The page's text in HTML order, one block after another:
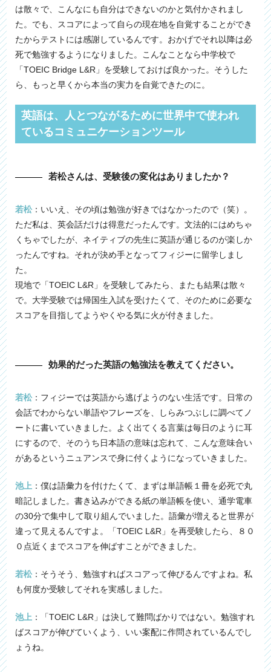
は散々で、こんなにも自分はできないのかと気付かされまし
た。でも、スコアによって自らの現在地を自覚することができ
たからテストには感謝しているんです。おかげでそれ以降は必
死で勉強するようになりました。こんなことなら中学校で
「TOEIC Bridge L&R」を受験しておけば良かった。そうした
ら、もっと早くから本当の実力を自覚できたのに。
英語は、人とつながるために世界中で使われ
ているコミュニケーションツール
若松さんは、受験後の変化はありましたか？
若松 ：いいえ、その頃は勉強が好きではなかったので（笑）。
ただ私は、英会話だけは得意だったんです。文法的にはめちゃ
くちゃでしたが、ネイティブの先生に英語が通じるのが楽しか
ったんですね。それが決め手となってフィジーに留学しまし
た。
現地で「TOEIC L&R」を受験してみたら、またも結果は散々
で。大学受験では帰国生入試を受けたくて、そのために必要な
スコアを目指してようやくやる気に火が付きました。
効果的だった英語の勉強法を教えてください。
若松 ：フィジーでは英語から逃げようのない生活です。日常の
会話でわからない単語やフレーズを、しらみつぶしに調べてノ
ートに書いていきました。よく出てくる言葉は毎日のように耳
にするので、そのうち日本語の意味は忘れて、こんな意味合い
があるというニュアンスで身に付くようになっていきました。
池上 ：僕は語彙力を付けたくて、まずは単語帳１冊を必死で丸
暗記しました。書き込みができる紙の単語帳を使い、通学電車
の30分で集中して取り組んでいました。語彙が増えると世界が
違って見えるんですよ。「TOEIC L&R」を再受験したら、８０
０点近くまでスコアを伸ばすことができました。
若松 ：そうそう、勉強すればスコアって伸びるんですよね。私
も何度か受験してそれを実感しました。
池上 ：「TOEIC L&R」は決して難問ばかりではない。勉強すれ
ばスコアが伸びていくよう、いい案配に作問されているんでし
ょうね。